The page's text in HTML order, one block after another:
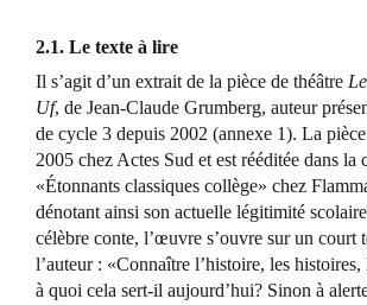
2.1. Le texte à lire
Il s’agit d’un extrait de la pièce de théâtre
Uf, de Jean-Claude Grumberg, auteur
de cycle 3 depuis 2002 (annexe 1). La pièce
2005 chez Actes Sud et est rééditée dans la
«Étonnants classiques collège» chez
dénotant ainsi son actuelle légitimité
célèbre conte, l’œuvre s’ouvre sur un court
l’auteur : «Connaître l’histoire, les
à quoi cela sert-il aujourd’hui? Sinon à